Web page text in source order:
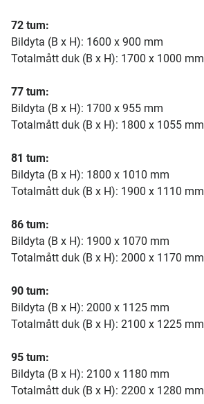
72 tum:
Bildyta (B x H): 1600 x 900 mm
Totalmått duk (B x H): 1700 x 1000 mm
77 tum:
Bildyta (B x H): 1700 x 955 mm
Totalmått duk (B x H): 1800 x 1055 mm
81 tum:
Bildyta (B x H): 1800 x 1010 mm
Totalmått duk (B x H): 1900 x 1110 mm
86 tum:
Bildyta (B x H): 1900 x 1070 mm
Totalmått duk (B x H): 2000 x 1170 mm
90 tum:
Bildyta (B x H): 2000 x 1125 mm
Totalmått duk (B x H): 2100 x 1225 mm
95 tum:
Bildyta (B x H): 2100 x 1180 mm
Totalmått duk (B x H): 2200 x 1280 mm